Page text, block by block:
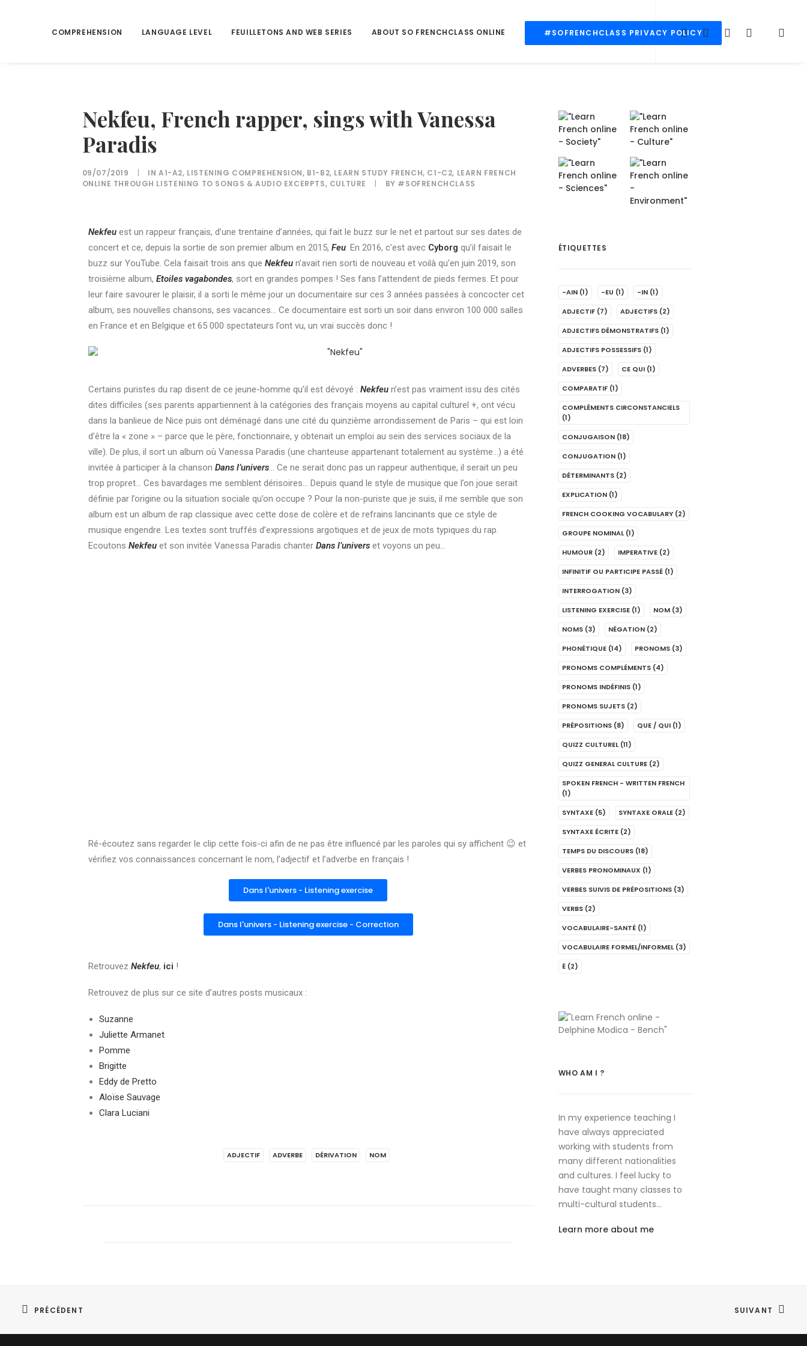
COMPREHENSION LANGUAGE LEVEL FEUILLETONS AND WEB SERIES ABOUT SO FRENCHCLASS ONLINE #SOFRENCHCLASS PRIVACY POLICY
Nekfeu, French rapper, sings with Vanessa
Paradis
09/07/2019 | IN A1-A2, LISTENING COMPREHENSION, B1-B2, LEARN STUDY FRENCH, C1-C2, LEARN FRENCH
ONLINE THROUGH LISTENING TO SONGS & AUDIO EXCERPTS, CULTURE | BY #SOFRENCHCLASS
Nekfeu est un rappeur français, d’une trentaine d’années, qui fait le buzz sur le net et partout sur ses dates de
concert et ce, depuis la sortie de son premier album en 2015, Feu. En 2016, c’est avec Cyborg qu’il faisait le
buzz sur YouTube. Cela faisait trois ans que Nekfeun’avait rien sorti de nouveau et voilà qu’en juin 2019, son
troisième album, Etoiles vagabondes, sort en grandes pompes ! Ses fans l’attendent de pieds fermes. Et pour
leur faire savourer le plaisir, il a sorti le même jour un documentaire sur ces 3 années passées à concocter cet
album, ses nouvelles chansons, ses vacances… Ce documentaire est sorti un soir dans environ 100 000 salles
en France et en Belgique et 65 000 spectateurs l’ont vu, un vrai succès donc !
Certains puristes du rap disent de ce jeune-homme qu’il est dévoyé : Nekfeun’est pas vraiment issu des cités
dites difficiles (ses parents appartiennent à la catégories des français moyens au capital culturel +, ont vécu
dans la banlieue de Nice puis ont déménagé dans une cité du quinzième arrondissement de Paris – qui est loin
d’être la « zone » – parce que le père, fonctionnaire, y obtenait un emploi au sein des services sociaux de la
ville). De plus, il sort un album où Vanessa Paradis (une chanteuse appartenant totalement au système…) a été
invitée à participer à la chanson Dans l’univers… Ce ne serait donc pas un rappeur authentique, il serait un peu
trop propret… Ces bavardages me semblent dérisoires… Depuis quand le style de musique que l’on joue serait
définie par l’origine ou la situation sociale qu’on occupe ? Pour la non-puriste que je suis, il me semble que son
album est un album de rap classique avec cette dose de colère et de refrains lancinants que ce style de
musique engendre. Les textes sont truffés d’expressions argotiques et de jeux de mots typiques du rap.
Ecoutons Nekfeuet son invitée Vanessa Paradis chanter Dans l’universet voyons un peu…
Ré-écoutez sans regarder le clip cette fois-ci afin de ne pas être influencé par les paroles qui sy affichent 😉 et
vérifiez vos connaissances concernant le nom, l’adjectif et l’adverbe en français !
Dans l'univers - Listening exercise
Dans l'univers - Listening exercise - Correction
Retrouvez Nekfeu, ici !
Retrouvez de plus sur ce site d’autres posts musicaux :
Suzanne
Juliette Armanet
Pomme
Brigitte
Eddy de Pretto
Aloïse Sauvage
Clara Luciani
ADJECTIF ADVERBE DÉRIVATION NOM
ÉTIQUETTES
-AIN(1) -EU (1) -IN(1)
ADJECTIF(7) ADJECTIFS(2)
ADJECTIFS DÉMONSTRATIFS(1)
ADJECTIFS POSSESSIFS(1)
ADVERBES(7) CE QUI(1)
COMPARATIF(1)
COMPLÉMENTS CIRCONSTANCIELS
(1)
CONJUGAISON(18)
CONJUGATION(1)
DÉTERMINANTS(2)
EXPLICATION(1)
FRENCH COOKING VOCABULARY(2)
GROUPE NOMINAL(1)
HUMOUR(2) IMPERATIVE(2)
INFINITIF OU PARTICIPE PASSÉ(1)
INTERROGATION(3)
LISTENING EXERCISE(1) NOM(3)
NOMS(3) NÉGATION(2)
PHONÉTIQUE(14) PRONOMS(3)
PRONOMS COMPLÉMENTS(4)
PRONOMS INDÉFINIS(1)
PRONOMS SUJETS(2)
PRÉPOSITIONS(8) QUE / QUI(1)
QUIZZ CULTUREL(11)
QUIZZ GENERAL CULTURE(2)
SPOKEN FRENCH - WRITTEN FRENCH
(1)
SYNTAXE(5) SYNTAXE ORALE(2)
SYNTAXE ÉCRITE(2)
TEMPS DU DISCOURS(18)
VERBES PRONOMINAUX (1)
VERBES SUIVIS DE PRÉPOSITIONS(3)
VERBS(2)
VOCABULAIRE-SANTÉ(1)
VOCABULAIRE FORMEL/INFORMEL(3)
É(2)
WHO AM I ?
In my experience teaching I
have always appreciated
working with students from
many different nationalities
and cultures. I feel lucky to
have taught many classes to
multi-cultural students…
Learn more about me
PRÉCÉDENT SUIVANT